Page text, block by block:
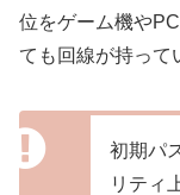
位をゲーム機や
ても回線が持って
初期パ
リティ